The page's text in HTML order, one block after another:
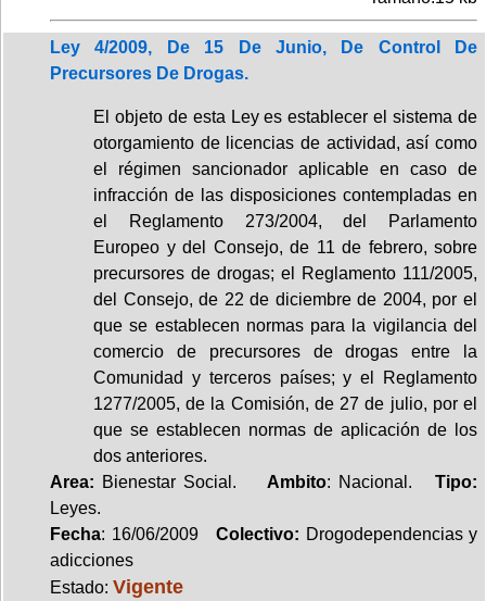
Ley 4/2009, De 15 De Junio, De Control De
Precursores De Drogas.
El objeto de esta Ley es establecer el sistema de
otorgamiento de licencias de actividad, así como
el régimen sancionador aplicable en caso de
infracción de las disposiciones contempladas en
el Reglamento 273/2004, del Parlamento
Europeo y del Consejo, de 11 de febrero, sobre
precursores de drogas; el Reglamento 111/2005,
del Consejo, de 22 de diciembre de 2004, por el
que se establecen normas para la vigilancia del
comercio de precursores de drogas entre la
Comunidad y terceros países; y el Reglamento
1277/2005, de la Comisión, de 27 de julio, por el
que se establecen normas de aplicación de los
dos anteriores.
Area: Bienestar Social. Ambito: Nacional. Tipo:
Leyes.
Fecha: 16/06/2009Colectivo: Drogodependencias y
adicciones
Estado: Vigente